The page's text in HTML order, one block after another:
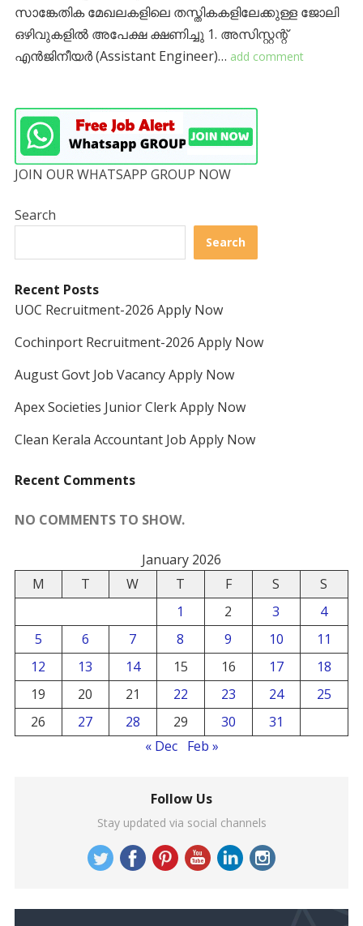
സാങ്കേതിക മേഖലകളിലെ തസ്തികകളിലേക്കുള്ള ജോലി
ഒഴിവുകളിൽ അപേക്ഷ ക്ഷണിച്ചു ​1. അസിസ്റ്റന്റ്
എൻജിനീയർ (Assistant Engineer)… add comment
JOIN OUR WHATSAPP GROUP NOW
Search
Search
Recent Posts
UOC Recruitment-2026 Apply Now
Cochinport Recruitment-2026 Apply Now
August Govt Job Vacancy Apply Now
Apex Societies Junior Clerk Apply Now
Clean Kerala Accountant Job Apply Now
Recent Comments
NO COMMENTS TO SHOW.
January 2026
M
T W T F S
S
1
2 3
4
5
6 7 8 9 10
11
12
13 14 15 16 17
18
19
20 21 22 23 24
25
26
27 28 29 30
31
« Dec
Feb »
Follow Us
Stay updated via social channels